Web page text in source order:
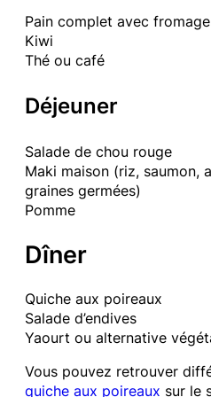
Pain complet avec
Kiwi
Thé ou café
Déjeuner
Salade de chou rouge
Maki maison (riz, saumon,
graines germées)
Pomme
Dîner
Quiche aux poireaux
Salade d’endives
Yaourt ou alternative
Vous pouvez retrouver
quiche aux poireaux sur le